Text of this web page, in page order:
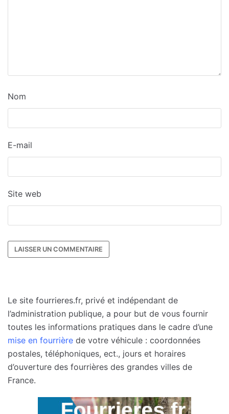
Nom
E-mail
Site web
Le site fourrieres.fr, privé et indépendant de
l’administration publique, a pour but de vous fournir
toutes les informations pratiques dans le cadre d’une
mise en fourrière de votre véhicule : coordonnées
postales, téléphoniques, ect., jours et horaires
d’ouverture des fourrières des grandes villes de
France.